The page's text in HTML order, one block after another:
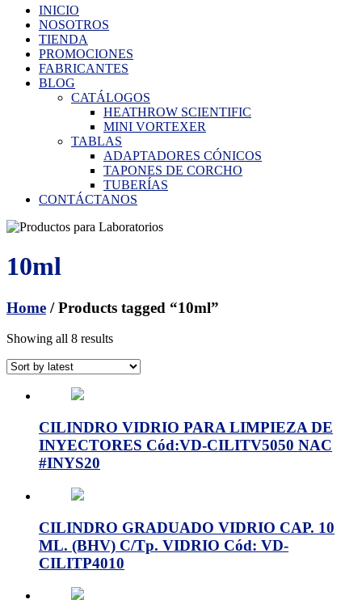
INICIO
NOSOTROS
TIENDA
PROMOCIONES
FABRICANTES
BLOG
CATÁLOGOS
HEATHROW SCIENTIFIC
MINI VORTEXER
TABLAS
ADAPTADORES CÓNICOS
TAPONES DE CORCHO
TUBERÍAS
CONTÁCTANOS
10ml
Home / Products tagged “10ml”
Showing all 8 results
CILINDRO VIDRIO PARA LIMPIEZA DE
INYECTORES Cód:VD-CILITV5050 NAC
#INYS20
CILINDRO GRADUADO VIDRIO CAP. 10
ML. (BHV) C/Tp. VIDRIO Cód: VD-
CILITP4010